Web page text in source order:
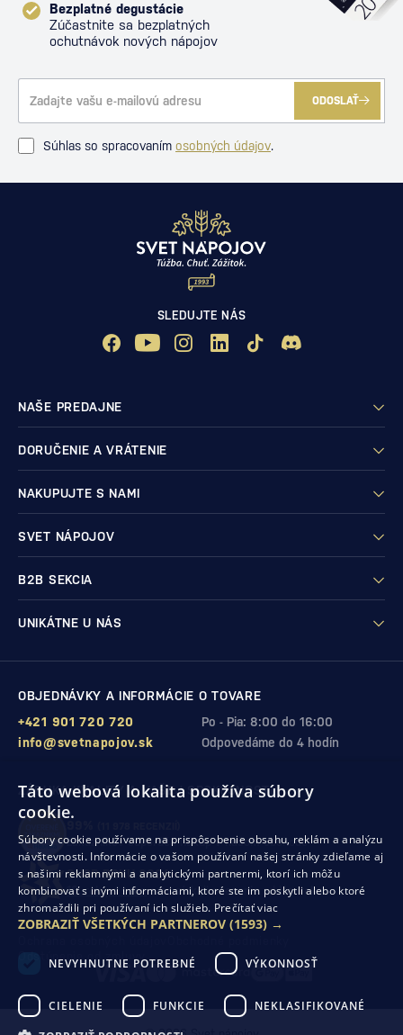
Bezplatné degustácie
Zúčastnite sa bezplatných
ochutnávok nových nápojov
ODOSLAŤ
Súhlas so spracovaním osobných údajov.
SLEDUJTE NÁS
NAŠE PREDAJNE
DORUČENIE A VRÁTENIE
NAKUPUJTE S NAMI
SVET NÁPOJOV
B2B SEKCIA
UNIKÁTNE U NÁS
OBJEDNÁVKY A INFORMÁCIE O TOVARE
Po - Pia: 8:00 do 16:00
+421 901 720 720
Odpovedáme do 4 hodín
info@svetnapojov.sk
ZÁRUKA KVALITY A VAŠEJ SPOKOJNOSTI
zákazníkov odporúča nákup v našom obchode
SHOP ROKU 2024
10. rok po sebesme získali ocenenie od Heureka
Odstúpenie od zmluvy
Táto webová lokalita používa súbory
cookie.
Súbory cookie používame na prispôsobenie obsahu, reklám a analýzu
návštevnosti. Informácie o vašom používaní našej stránky zdieľame aj
s našimi reklamnými a analytickými partnermi, ktorí ich môžu
kombinovať s inými informáciami, ktoré ste im poskytli alebo ktoré
zhromaždili pri používaní ich služieb. Prečítať viac
ZOBRAZIŤ VŠETKÝCH PARTNEROV (1593) →
NEVYHNUTNE POTREBNÉ VÝKONNOSŤ
CIELENIE FUNKCIE NEKLASIFIKOVANÉ